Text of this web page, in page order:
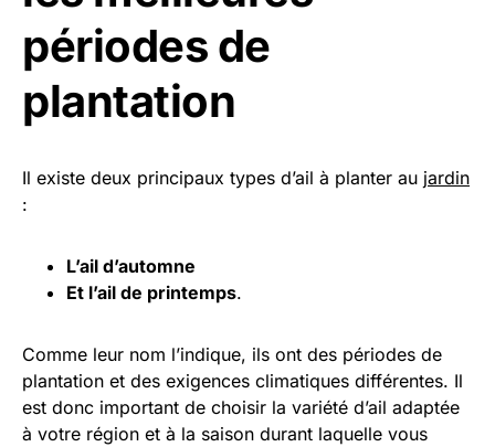
périodes de
plantation
Il existe deux principaux types d’ail à planter au jardin
:
L’ail d’automne
Et l’ail de printemps.
Comme leur nom l’indique, ils ont des périodes de
plantation et des exigences climatiques différentes. Il
est donc important de choisir la variété d’ail adaptée
à votre région et à la saison durant laquelle vous